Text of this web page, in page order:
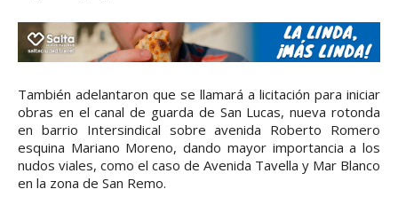
También adelantaron que se llamará a licitación para iniciar
obras en el canal de guarda de San Lucas, nueva rotonda
en barrio Intersindical sobre avenida Roberto Romero
esquina Mariano Moreno, dando mayor importancia a los
nudos viales, como el caso de Avenida Tavella y Mar Blanco
en la zona de San Remo.